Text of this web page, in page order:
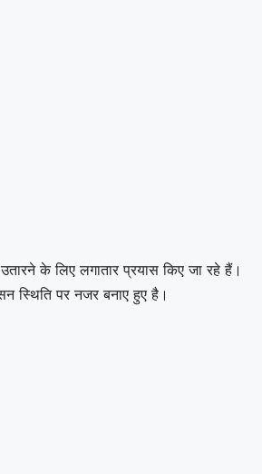
के लिए लगातार प्रयास किए जा रहे हैं।
स्थिति पर नजर बनाए हुए है।